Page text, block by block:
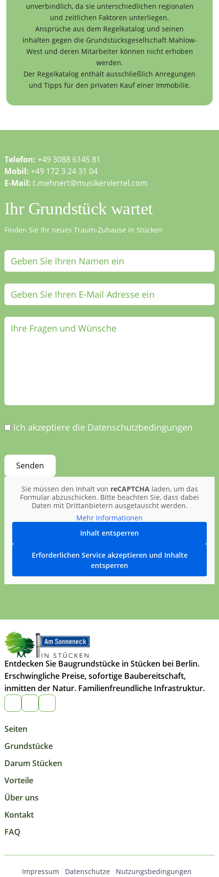
unverbindlich, da sie unterschiedlichen regionalen
und zeitlichen Faktoren unterliegen.
Ansprüche aus dem Regelkatalog und seinen
Inhalten gegen die Grundstücksgesellschaft Mahlow-
West und deren Mitarbeiter können nicht erhoben
werden.
Der Regelkatalog enthält ausschließlich Anregungen
und Tipps für den privaten Kauf einer Immobilie.
Telefon: +49 3088 6145 81
Mobil: +49 172 3 24 31 04
E-Mail: t.mehnert@musikerviertel.com
Ihr Grundstück wartet
Finden Sie Ihr neues Traum-Zuhause in Stücken
Ich akzeptiere die Datenschutzbedingungen
Sie müssen den Inhalt von reCAPTCHAladen, um das
Formular abzuschicken. Bitte beachten Sie, dass dabei
Daten mit Drittanbietern ausgetauscht werden.
Mehr Informationen
Inhalt entsperren
Erforderlichen Service akzeptieren und Inhalte
entsperren
Entdecken Sie Baugrundstücke in Stücken bei Berlin.
Erschwingliche Preise, sofortige Baubereitschaft,
inmitten der Natur. Familienfreundliche Infrastruktur.
Seiten
Grundstücke
Darum Stücken
Vorteile
Über uns
Kontakt
FAQ
Impressum Datenschutze Nutzungsbedingungen